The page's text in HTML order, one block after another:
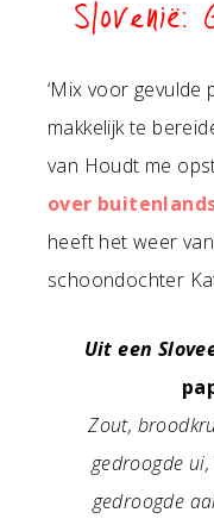
Slovenië:
‘Mix voor gevulde
makkelijk te
van Houdt me
over
heeft het weer
schoondochter
Uit een
Zout,
gedroogde
gedroogde